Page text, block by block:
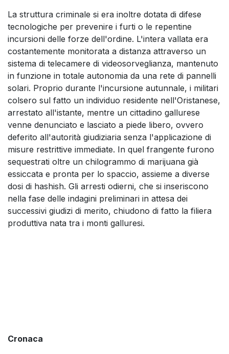
La struttura criminale si era inoltre dotata di difese
tecnologiche per prevenire i furti o le repentine
incursioni delle forze dell'ordine. L'intera vallata era
costantemente monitorata a distanza attraverso un
sistema di telecamere di videosorveglianza, mantenuto
in funzione in totale autonomia da una rete di pannelli
solari. Proprio durante l'incursione autunnale, i militari
colsero sul fatto un individuo residente nell'Oristanese,
arrestato all'istante, mentre un cittadino gallurese
venne denunciato e lasciato a piede libero, ovvero
deferito all'autorità giudiziaria senza l'applicazione di
misure restrittive immediate. In quel frangente furono
sequestrati oltre un chilogrammo di marijuana già
essiccata e pronta per lo spaccio, assieme a diverse
dosi di hashish. Gli arresti odierni, che si inseriscono
nella fase delle indagini preliminari in attesa dei
successivi giudizi di merito, chiudono di fatto la filiera
produttiva nata tra i monti galluresi.
Cronaca